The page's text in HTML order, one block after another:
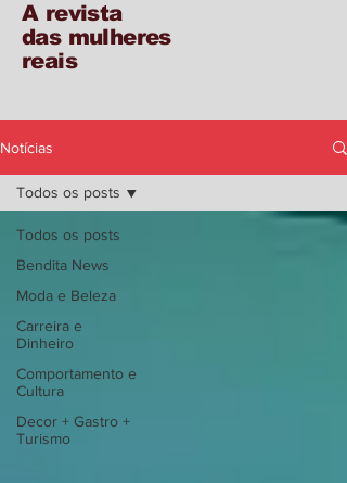
A revista
das mulheres
reais
Notícias
Todos os posts
Bendita News
Moda e Beleza
Carreira e
Dinheiro
Comportamento e
Cultura
Decor + Gastro +
Turismo
Todos os posts